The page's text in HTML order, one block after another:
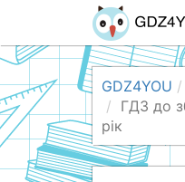
GDZ4YOU
ГДЗ до
рік